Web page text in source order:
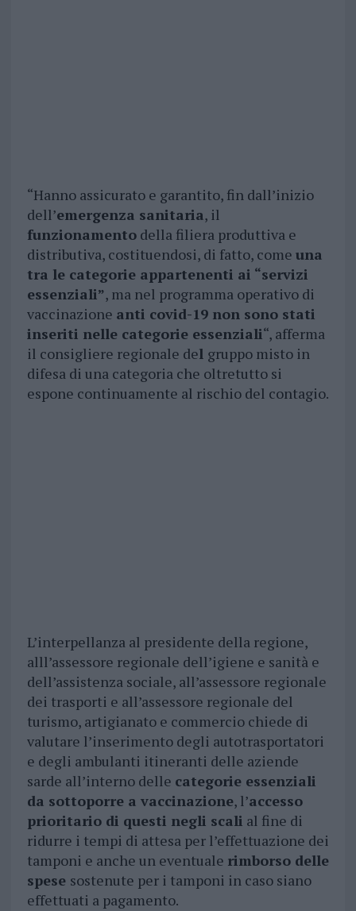
“Hanno assicurato e garantito, fin dall’inizio
dell’emergenza sanitaria, il
funzionamentodella filiera produttiva e
distributiva, costituendosi, di fatto, come una
tra le categorie appartenenti ai “servizi
essenziali”, ma nel programma operativo di
vaccinazione anti covid-19 non sono stati
inseriti nelle categorie essenziali“, afferma
il consigliere regionale del gruppo misto in
difesa di una categoria che oltretutto si
espone continuamente al rischio del contagio.
L’interpellanza al presidente della regione,
alll’assessore regionale dell’igiene e sanità e
dell’assistenza sociale, all’assessore regionale
dei trasporti e all’assessore regionale del
turismo, artigianato e commercio chiede di
valutare l’inserimento degli autotrasportatori
e degli ambulanti itineranti delle aziende
sarde all’interno delle categorie essenziali
da sottoporre a vaccinazione, l’accesso
prioritario di questi negli scali al fine di
ridurre i tempi di attesa per l’effettuazione dei
tamponi e anche un eventuale rimborso delle
spese sostenute per i tamponi in caso siano
effettuati a pagamento.